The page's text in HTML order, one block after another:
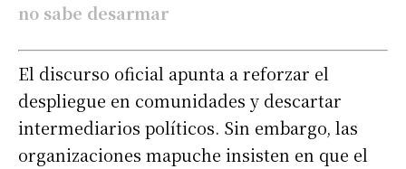
no sabe desarmar
El discurso oficial apunta a reforzar el
despliegue en comunidades y descartar
intermediarios políticos. Sin embargo, las
organizaciones mapuche insisten en que el